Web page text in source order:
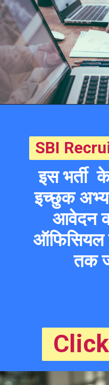
SBI
इस भर्ती
इच्छुक
आवेदन
ऑफिसियल
तक